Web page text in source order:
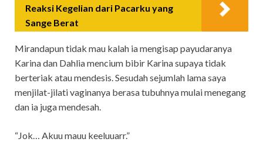
Reaksi Kegelian dari Pacarku yang
Sange Berat
Mirandapun tidak mau kalah ia mengisap payudaranya
Karina dan Dahlia mencium bibir Karina supaya tidak
berteriak atau mendesis. Sesudah sejumlah lama saya
menjilat-jilati vaginanya berasa tubuhnya mulai menegang
dan ia juga mendesah.
“Jok… Akuu mauu keeluuarr.”